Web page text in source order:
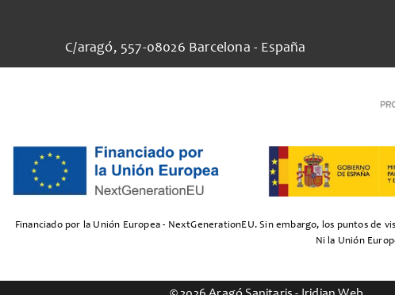
C/aragó, 557-08026 Barcelona - España
Financiado por la Unión Europea - NextGenerationEU. Sin embargo, los puntos de
Ni la Unión